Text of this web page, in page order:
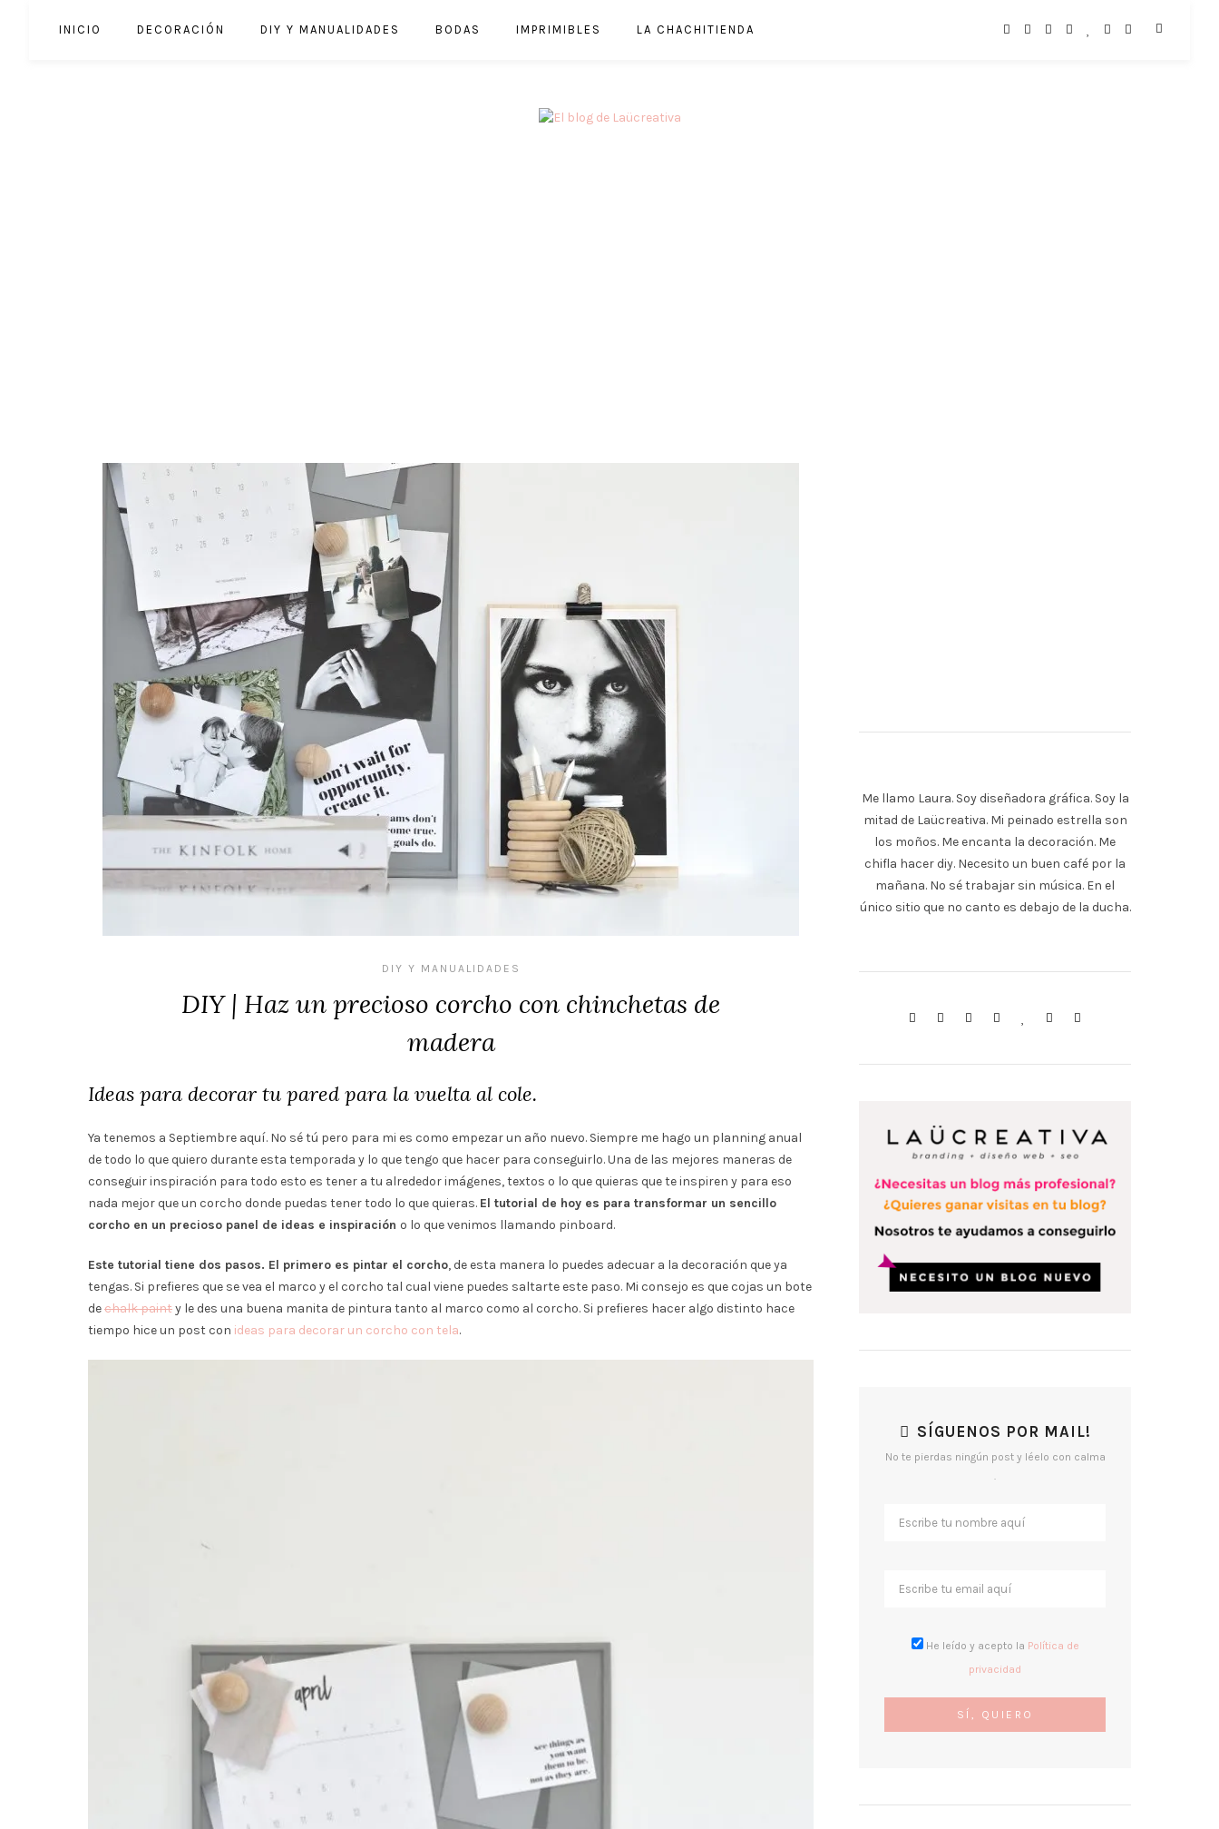
INICIO DECORACIÓN DIY Y MANUALIDADES BODAS IMPRIMIBLES LA CHACHITIENDA
DIY Y MANUALIDADES
DIY | Haz un precioso corcho con chinchetas de
madera
Ideas para decorar tu pared para la vuelta al cole.
Ya tenemos a Septiembre aquí. No sé tú pero para mi es como empezar un año nuevo. Siempre me hago un planning anual
de todo lo que quiero durante esta temporada y lo que tengo que hacer para conseguirlo. Una de las mejores maneras de
conseguir inspiración para todo esto es tener a tu alrededor imágenes, textos o lo que quieras que te inspiren y para eso
nada mejor que un corcho donde puedas tener todo lo que quieras. El tutorial de hoy es para transformar un sencillo
corcho en un precioso panel de ideas e inspiración o lo que venimos llamando pinboard.
Este tutorial tiene dos pasos. El primero es pintar el corcho, de esta manera lo puedes adecuar a la decoración que ya
tengas. Si prefieres que se vea el marco y el corcho tal cual viene puedes saltarte este paso. Mi consejo es que cojas un bote
dechalk painty le des una buena manita de pintura tanto al marco como al corcho. Si prefieres hacer algo distinto hace
tiempo hice un post con ideas para decorar un corcho con tela.
Me llamo Laura. Soy diseñadora gráfica. Soy la
mitad de Laücreativa. Mi peinado estrella son
los moños. Me encanta la decoración. Me
chifla hacer diy. Necesito un buen café por la
mañana. No sé trabajar sin música. En el
único sitio que no canto es debajo de la ducha.
SÍGUENOS POR MAIL!
No te pierdas ningún post y léelo con calma
.
He leído y acepto la Política de
privacidad